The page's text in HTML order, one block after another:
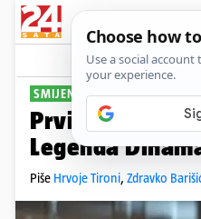
SMIJENILI 'MAMIĆEVCE'
Prvi rezovi
Legenda
Piše Hrvoje Tironi, Zdravko